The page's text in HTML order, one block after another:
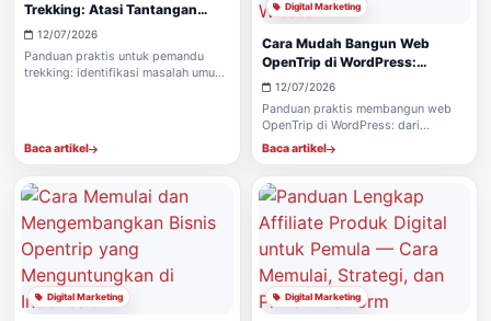
Trekking: Atasi Tantangan
Lapangan dan Tingkatkan
12/07/2026
Panduan praktis untuk pemandu
trekking: identifikasi masalah umum
Baca artikel
Digital Marketing
Cara Mudah Bangun Web
OpenTrip di WordPress:
Panduan Langkah demi
Wisata
12/07/2026
Panduan praktis membangun web
OpenTrip di WordPress: dari
persiapan, instalasi plugin,
pengaturan paket & jadwal, hingga
kelola booking, pembayaran, dan
notifikasi WhatsApp.
Baca artikel
Digital Marketing Digital Marketing